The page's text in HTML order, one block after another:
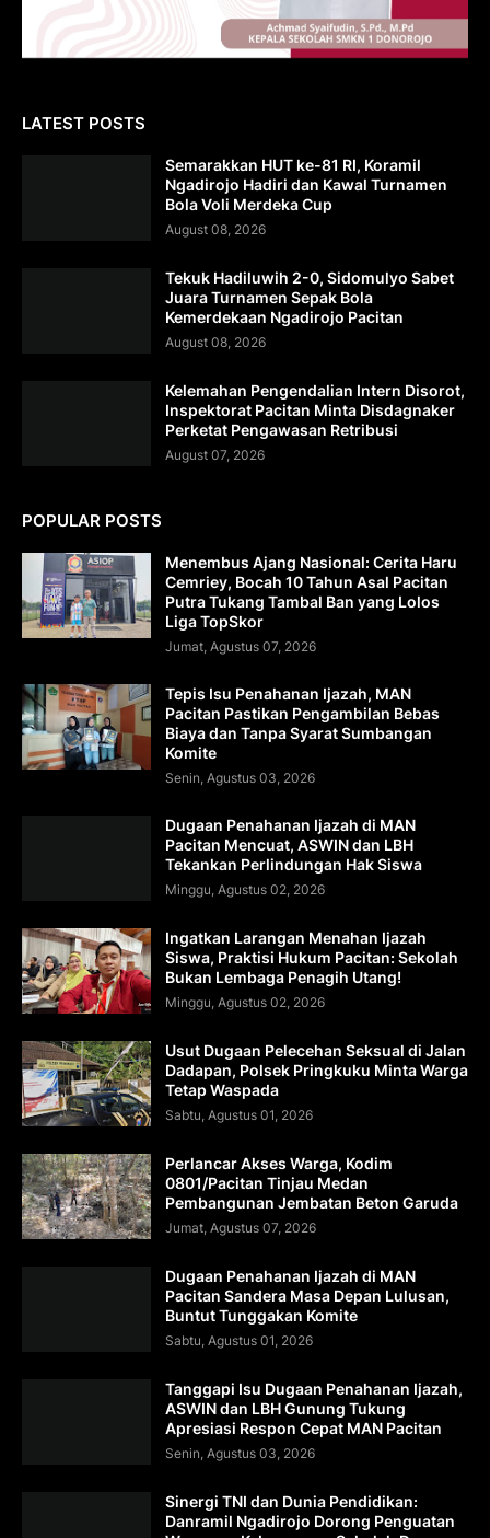
LATEST POSTS
Semarakkan HUT ke-81 RI, Koramil
Ngadirojo Hadiri dan Kawal Turnamen
Bola Voli Merdeka Cup
August 08, 2026
Tekuk Hadiluwih 2-0, Sidomulyo Sabet
Juara Turnamen Sepak Bola
Kemerdekaan Ngadirojo Pacitan
August 08, 2026
Kelemahan Pengendalian Intern Disorot,
Inspektorat Pacitan Minta Disdagnaker
Perketat Pengawasan Retribusi
August 07, 2026
POPULAR POSTS
Menembus Ajang Nasional: Cerita Haru
Cemriey, Bocah 10 Tahun Asal Pacitan
Putra Tukang Tambal Ban yang Lolos
Liga TopSkor
Jumat, Agustus 07, 2026
Tepis Isu Penahanan Ijazah, MAN
Pacitan Pastikan Pengambilan Bebas
Biaya dan Tanpa Syarat Sumbangan
Komite
Senin, Agustus 03, 2026
Dugaan Penahanan Ijazah di MAN
Pacitan Mencuat, ASWIN dan LBH
Tekankan Perlindungan Hak Siswa
Minggu, Agustus 02, 2026
Ingatkan Larangan Menahan Ijazah
Siswa, Praktisi Hukum Pacitan: Sekolah
Bukan Lembaga Penagih Utang!
Minggu, Agustus 02, 2026
Usut Dugaan Pelecehan Seksual di Jalan
Dadapan, Polsek Pringkuku Minta Warga
Tetap Waspada
Sabtu, Agustus 01, 2026
Perlancar Akses Warga, Kodim
0801/Pacitan Tinjau Medan
Pembangunan Jembatan Beton Garuda
Jumat, Agustus 07, 2026
Dugaan Penahanan Ijazah di MAN
Pacitan Sandera Masa Depan Lulusan,
Buntut Tunggakan Komite
Sabtu, Agustus 01, 2026
Tanggapi Isu Dugaan Penahanan Ijazah,
ASWIN dan LBH Gunung Tukung
Apresiasi Respon Cepat MAN Pacitan
Senin, Agustus 03, 2026
Sinergi TNI dan Dunia Pendidikan:
Danramil Ngadirojo Dorong Penguatan